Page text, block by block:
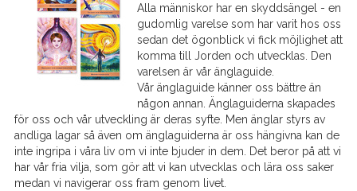
Alla människor har en skyddsängel - en
gudomlig varelse som har varit hos oss
sedan det ögonblick vi fick möjlighet att
komma till Jorden och utvecklas. Den
varelsen är vår änglaguide.
Vår änglaguide känner oss bättre än
någon annan. Änglaguiderna skapades
för oss och vår utveckling är deras syfte. Men änglar styrs av
andliga lagar så även om änglaguiderna är oss hängivna kan de
inte ingripa i våra liv om vi inte bjuder in dem. Det beror på att vi
har vår fria vilja, som gör att vi kan utvecklas och lära oss saker
medan vi navigerar oss fram genom livet.